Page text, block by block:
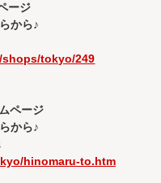
ージ
から♪
tokyo/249
ページ
から♪
hinomaru-to.htm